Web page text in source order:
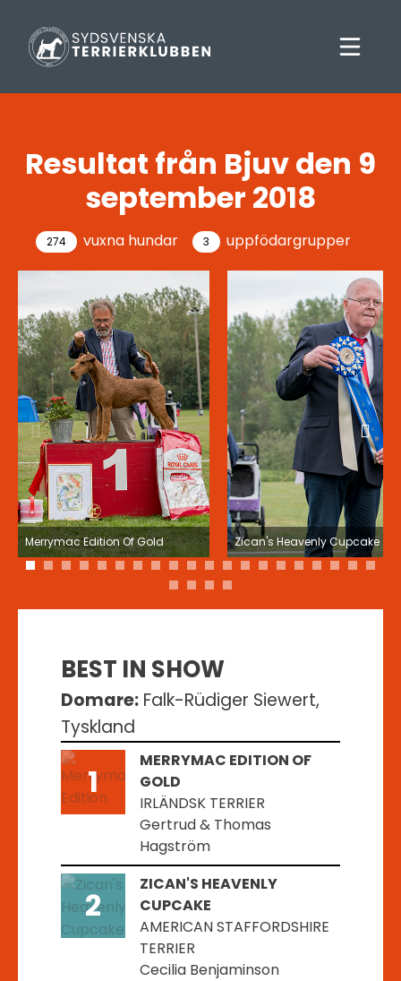
Resultat från Bjuv den 9
september 2018
274 vuxna hundar 3 uppfödargrupper
Merrymac Edition Of Gold Zican's Heavenly Cupcake
1 2 3 4 5 6 7 8 9 10 11 12 13 14 15 16 17 18 19
20
21
22 23 24
BEST IN SHOW
Domare: Falk-Rüdiger Siewert,
Tyskland
1
MERRYMAC EDITION OF
GOLD
IRLÄNDSK TERRIER
Gertrud & Thomas
Hagström
2
ZICAN'S HEAVENLY
CUPCAKE
AMERICAN STAFFORDSHIRE
TERRIER
Cecilia Benjaminson